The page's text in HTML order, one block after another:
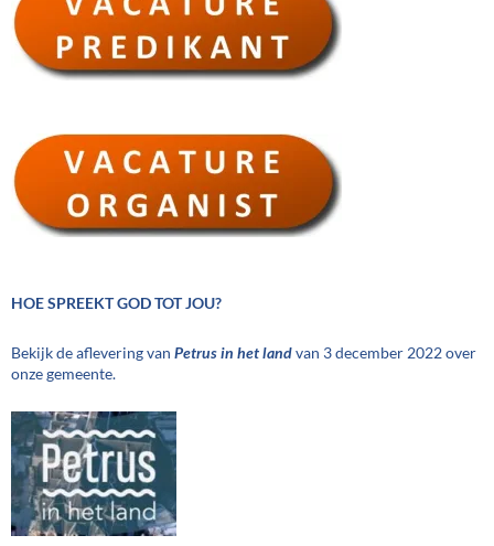
HOE SPREEKT GOD TOT JOU?
Bekijk de aflevering van Petrus in het landvan 3 december 2022 over
onze gemeente.